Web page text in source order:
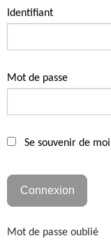
Identifiant
Mot de passe
Se souvenir de moi
Mot de passe oublié